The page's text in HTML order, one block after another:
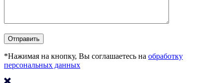
*Нажимая на кнопку, Вы соглашаетесь на обработку
персональных данных